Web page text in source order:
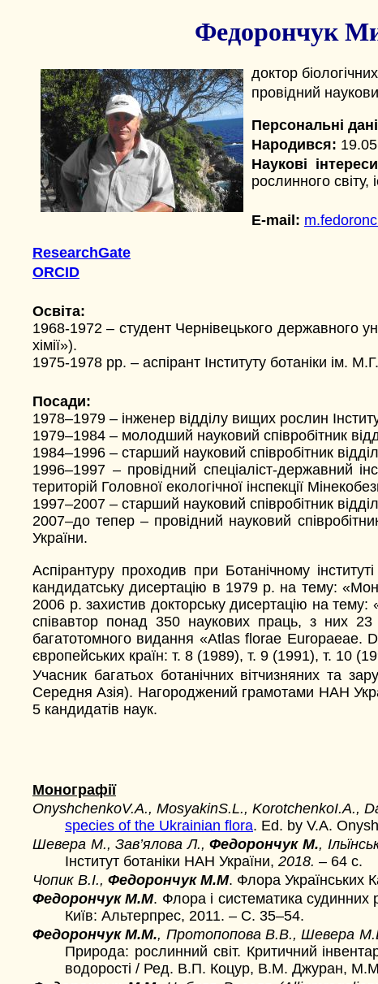
Федорончук
доктор
провідний
Персональні дані
Народився:
Наукові
рослинного світу,
E-mail:
ResearchGate
ORCID
Освіта:
1968-1972 – студент Чернівецького державного
хімії»).
1975-1978 рр. – аспірант Інституту ботаніки ім.
Посади:
1978–1979 – інженер відділу вищих рослин
1979–1984 – молодший науковий співробітник
1984–1996 – старший науковий співробітник
1996–1997 – провідний спеціаліст-державний
територій Головної екологічної інспекції
1997–2007 – старший науковий співробітник
2007–до тепер – провідний науковий
України.
Аспірантуру проходив при Ботанічному
кандидатську дисертацію в 1979 р. на тему:
2006 р. захистив докторську дисертацію на тему:
співавтор понад 350 наукових праць, з них
багатотомного видання «Atlas florae Europaeae.
європейських країн: т. 8 (1989), т. 9 (1991), т. 10
Учасник багатьох ботанічних вітчизняних та
Середня Азія). Нагороджений грамотами НАН
5 кандидатів наук.
Монографії
OnyshchenkoV.A., MosyakinS.L., KorotchenkoI.A.,
species of the Ukrainian flora. Еd. by V.A.
Шевера М., Зав’ялова Л.,Федорончук М.,
Інститут ботаніки НАН України, 2018. – 64 с.
Чопик В.І., Федорончук М.М. Флора Українських
Федорончук М.М. Флора і систематика судинних
Київ: Альтерпрес, 2011. – С. 35–54.
Федорончук М.М., Протопопова В.В., Шевера
Природа: рослинний світ. Критичний
водорості / Ред. В.П. Коцур, В.М. Джуран,